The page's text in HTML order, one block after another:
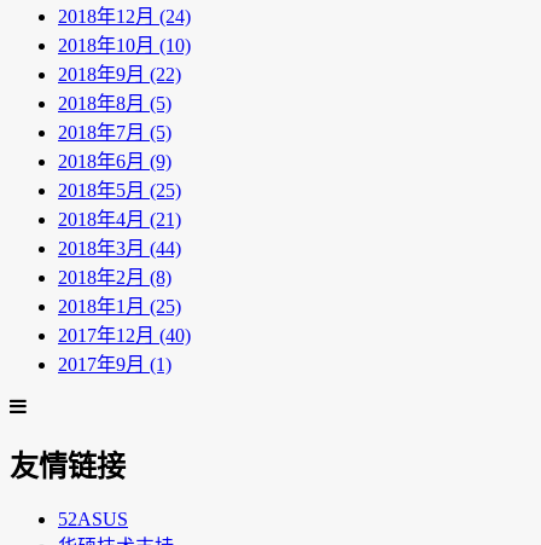
2018年12月 (24)
2018年10月 (10)
2018年9月 (22)
2018年8月 (5)
2018年7月 (5)
2018年6月 (9)
2018年5月 (25)
2018年4月 (21)
2018年3月 (44)
2018年2月 (8)
2018年1月 (25)
2017年12月 (40)
2017年9月 (1)
友情链接
52ASUS